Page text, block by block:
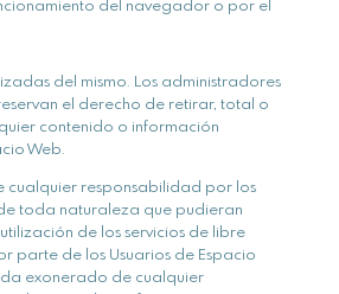
del navegador o por el
del mismo. Los administradores
el derecho de retirar, total o
contenido o información
Web.
cualquier responsabilidad por los
toda naturaleza que pudieran
de los servicios de libre
parte de los Usuarios de Espacio
exonerado de cualquier